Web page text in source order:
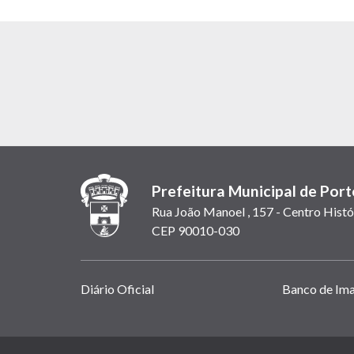
Prefeitura Municipal de
Rua João Manoel , 157 - Centro
CEP 90010-030
Links
Diário Oficial Banco de